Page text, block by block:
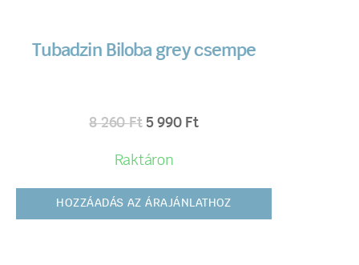
Tubadzin Biloba grey csempe
8 260Ft 5 990 Ft
Raktáron
HOZZÁADÁS AZ ÁRAJÁNLATHOZ